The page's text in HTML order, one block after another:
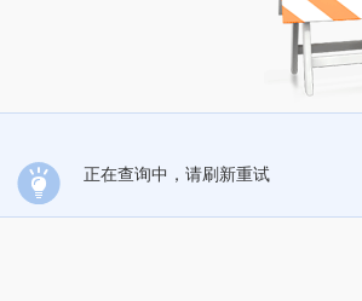
正在查询中，请刷新重试